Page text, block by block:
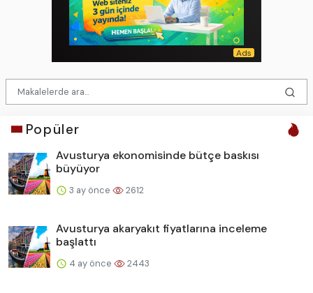
Popüler
Avusturya ekonomisinde bütçe baskısı
büyüyor
3 ay önce 2612
Avusturya akaryakıt fiyatlarına inceleme
başlattı
4 ay önce 2443